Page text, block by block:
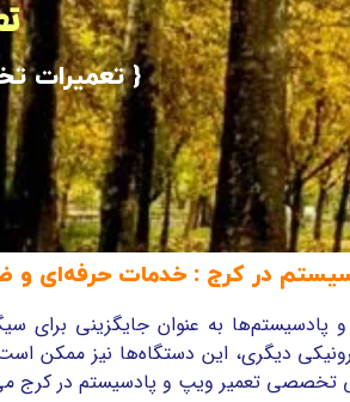
{ تعمیرات
در کرج : خدمات حرفه‌ای و
پادسیستم‌ها به عنوان جایگزینی برای
دیگری، این دستگاه‌ها نیز ممکن
تخصصی تعمیر ویپ و پادسیستم در کرج